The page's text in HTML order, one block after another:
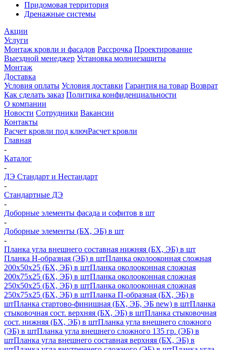
Придомовая территория
Дренажные системы
Акции
Услуги
Монтаж кровли и фасадов Рассрочка Проектирование
Выездной менеджер Установка молниезащиты
Монтаж
Доставка
Условия оплаты Условия доставки Гарантия на товар Возврат
Как сделать заказ Политика конфиденциальности
О компании
Новости Сотрудники Вакансии
Контакты
Расчет кровли под ключРасчет кровли
Главная
-
Каталог
-
ДЭ Стандарт и Нестандарт
-
Стандартные ДЭ
-
Доборные элементы фасада и софитов в шт
-
Доборные элементы (БХ, ЭБ) в шт
-
Планка угла внешнего составная нижняя (БХ, ЭБ) в шт
Планка H-образная (ЭБ) в штПланка околооконная сложная
200х50х25 (БХ, ЭБ) в штПланка околооконная сложная
200х75х25 (БХ, ЭБ) в штПланка околооконная сложная
250х50х25 (БХ, ЭБ) в штПланка околооконная сложная
250х75х25 (БХ, ЭБ) в штПланка П-образная (БХ, ЭБ) в
штПланка стартово-финишная (БХ, ЭБ, ЭБ new) в штПланка
стыковочная сост. верхняя (БХ, ЭБ) в штПланка стыковочная
сост. нижняя (БХ, ЭБ) в штПланка угла внешнего сложного
(ЭБ) в штПланка угла внешнего сложного 135 гр. (ЭБ) в
штПланка угла внешнего составная верхняя (БХ, ЭБ) в